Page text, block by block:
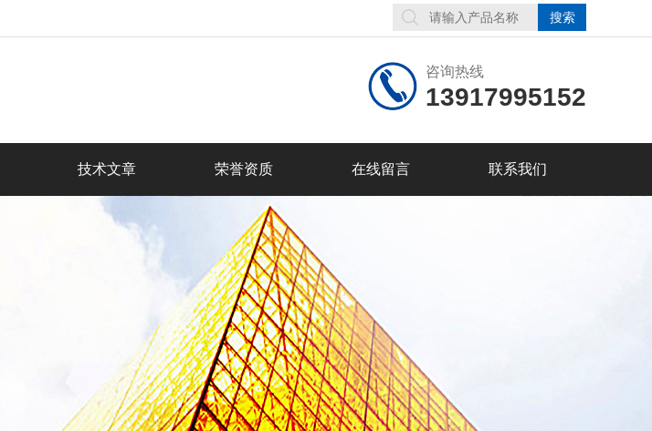
咨询热线
13917995152
技术文章 荣誉资质 在线留言 联系我们